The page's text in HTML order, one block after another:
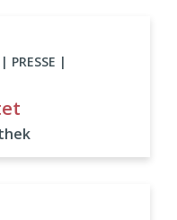
PRESSE |